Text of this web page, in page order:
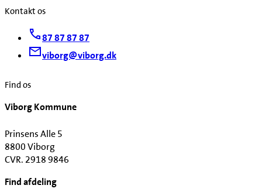
Kontakt os
87 87 87 87
viborg@viborg.dk
Find os
Viborg Kommune
Prinsens Alle 5
8800 Viborg
CVR. 2918 9846
Find afdeling